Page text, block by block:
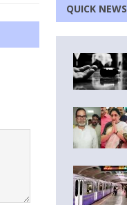
QUICK NEWS